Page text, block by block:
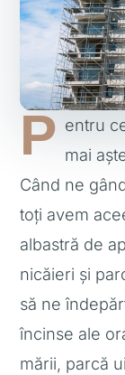
P entru
mai
Când ne
toți avem
albastră de
nicăieri și
să ne
încinse ale
mării, parcă